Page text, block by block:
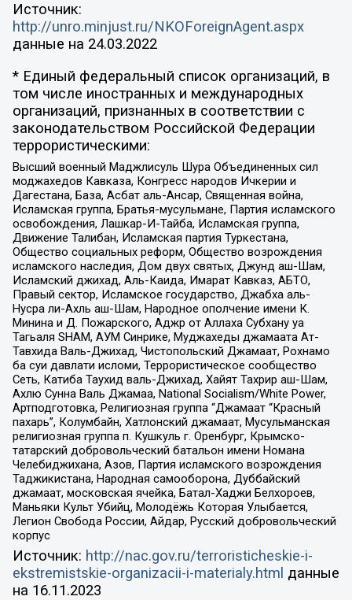
Источник:
http://unro.minjust.ru/NKOForeignAgent.aspx
данные на 24.03.2022
* Единый федеральный список организаций, в
том числе иностранных и международных
организаций, признанных в соответствии с
законодательством Российской Федерации
террористическими:
Высший военный Маджлисуль Шура Объединенных сил
моджахедов Кавказа, Конгресс народов Ичкерии и
Дагестана, База, Асбат аль-Ансар, Священная война,
Исламская группа, Братья-мусульмане, Партия исламского
освобождения, Лашкар-И-Тайба, Исламская группа,
Движение Талибан, Исламская партия Туркестана,
Общество социальных реформ, Общество возрождения
исламского наследия, Дом двух святых, Джунд аш-Шам,
Исламский джихад, Аль-Каида, Имарат Кавказ, АБТО,
Правый сектор, Исламское государство, Джабха аль-
Нусра ли-Ахль аш-Шам, Народное ополчение имени К.
Минина и Д. Пожарского, Аджр от Аллаха Субхану уа
Тагьаля SHAM, АУМ Синрике, Муджахеды джамаата Ат-
Тавхида Валь-Джихад, Чистопольский Джамаат, Рохнамо
ба суи давлати исломи, Террористическое сообщество
Сеть, Катиба Таухид валь-Джихад, Хайят Тахрир аш-Шам,
Ахлю Сунна Валь Джамаа, National Socialism/White Power,
Артподготовка, Религиозная группа “Джамаат “Красный
пахарь”, Колумбайн, Хатлонский джамаат, Мусульманская
религиозная группа п. Кушкуль г. Оренбург, Крымско-
татарский добровольческий батальон имени Номана
Челебиджихана, Азов, Партия исламского возрождения
Таджикистана, Народная самооборона, Дуббайский
джамаат, московская ячейка, Батал-Хаджи Белхороев,
Маньяки Культ Убийц, Молодёжь Которая Улыбается,
Легион Свобода России, Айдар, Русский добровольческий
корпус
Источник: http://nac.gov.ru/terroristicheskie-i-
ekstremistskie-organizacii-i-materialy.html данные
на 16.11.2023